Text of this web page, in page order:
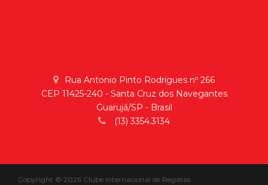
Rua Antonio Pinto Rodrigues nº 266
CEP 11425-240 - Santa Cruz dos Navegantes
Guarujá/SP - Brasil
(13) 3354.3134
Copyright © 2026 Clube Internacional de Regatas